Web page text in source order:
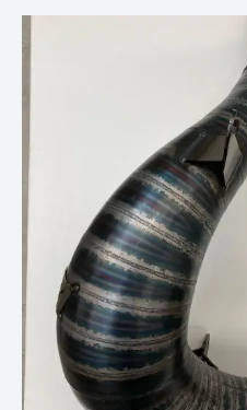
Pot
Echappement
Détente
Coupelles
roulé
soudé
Type
Usine